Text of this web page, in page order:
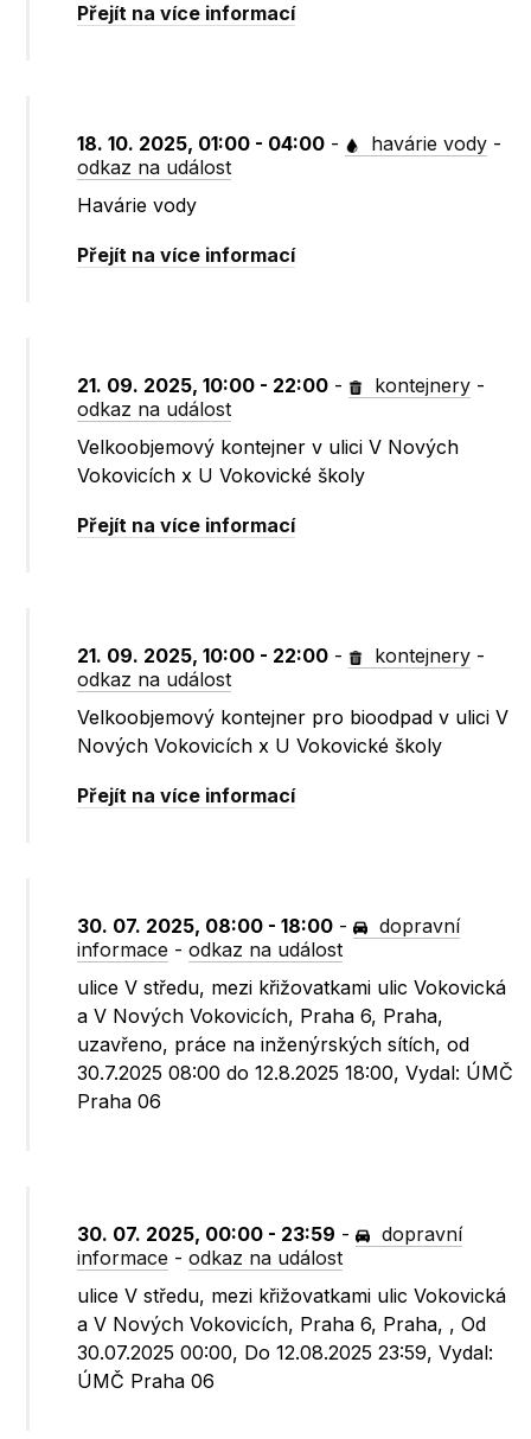
Přejít na více informací
18. 10. 2025, 01:00 - 04:00 - havárie vody -
odkaz na událost
Havárie vody
Přejít na více informací
21. 09. 2025, 10:00 - 22:00 - kontejnery -
odkaz na událost
Velkoobjemový kontejner v ulici V Nových
Vokovicích x U Vokovické školy
Přejít na více informací
21. 09. 2025, 10:00 - 22:00 - kontejnery -
odkaz na událost
Velkoobjemový kontejner pro bioodpad v ulici V
Nových Vokovicích x U Vokovické školy
Přejít na více informací
30. 07. 2025, 08:00 - 18:00 -
dopravní
informace -odkaz na událost
ulice V středu, mezi křižovatkami ulic Vokovická
a V Nových Vokovicích, Praha 6, Praha,
uzavřeno, práce na inženýrských sítích, od
30.7.2025 08:00 do 12.8.2025 18:00, Vydal: ÚMČ
Praha 06
30. 07. 2025, 00:00 - 23:59 -
dopravní
informace -odkaz na událost
ulice V středu, mezi křižovatkami ulic Vokovická
a V Nových Vokovicích, Praha 6, Praha, , Od
30.07.2025 00:00, Do 12.08.2025 23:59, Vydal:
ÚMČ Praha 06